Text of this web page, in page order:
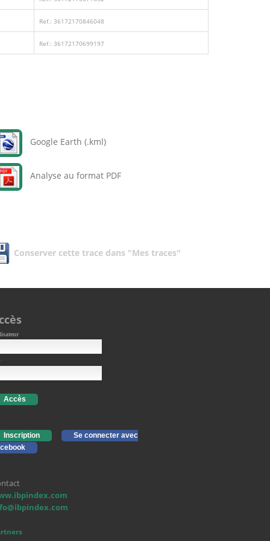
Ref.: 36172170846048
Ref.: 36172170699197
Google Earth (.kml)
Analyse au format PDF
Conserver cette trace dans "Mes traces"
Accès
Inscription
Se connecter avec